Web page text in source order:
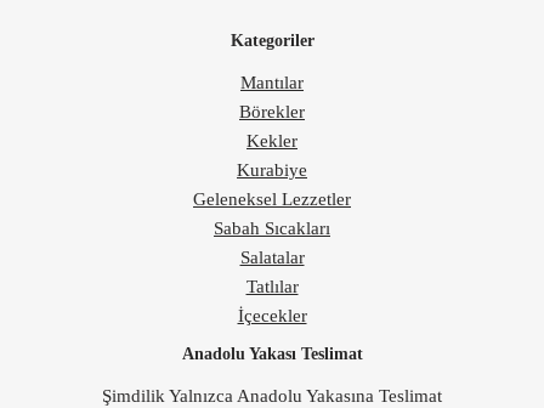
Kategoriler
Mantılar
Börekler
Kekler
Kurabiye
Geleneksel Lezzetler
Sabah Sıcakları
Salatalar
Tatlılar
İçecekler
Anadolu Yakası Teslimat
Şimdilik Yalnızca Anadolu Yakasına Teslimat